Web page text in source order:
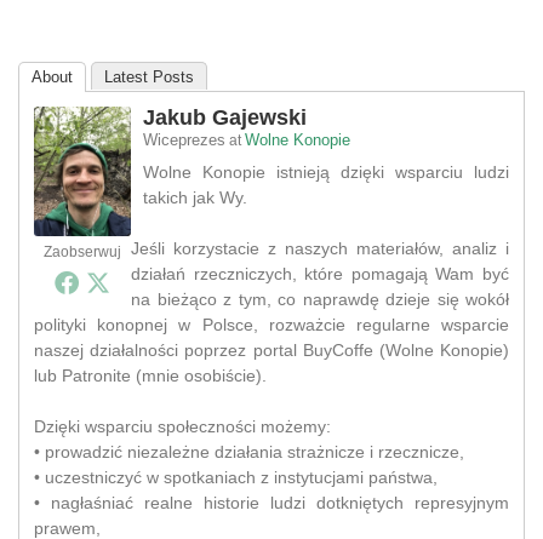
About Latest Posts
Zaobserwuj
Jakub Gajewski
Wiceprezes at Wolne Konopie
Wolne Konopie istnieją dzięki wsparciu ludzi
takich jak Wy.
Jeśli korzystacie z naszych materiałów, analiz i
działań rzeczniczych, które pomagają Wam być
na bieżąco z tym, co naprawdę dzieje się wokół
polityki konopnej w Polsce, rozważcie regularne wsparcie
naszej działalności poprzez portal BuyCoffe (Wolne Konopie)
lub Patronite (mnie osobiście).
Dzięki wsparciu społeczności możemy:
• prowadzić niezależne działania strażnicze i rzecznicze,
• uczestniczyć w spotkaniach z instytucjami państwa,
• nagłaśniać realne historie ludzi dotkniętych represyjnym
prawem,